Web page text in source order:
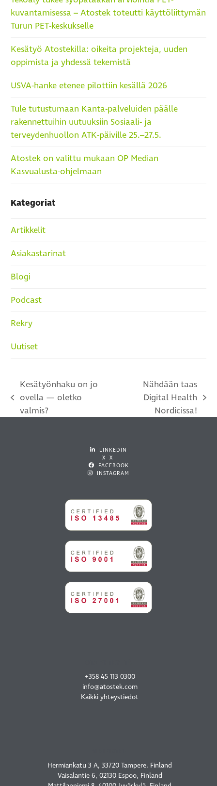
kuvantamisessa – Atostek toteutti käyttöliittymän
Turun PET-keskukselle
Kesätyö Atostekilla: oikeita projekteja, uuden
oppimista ja yhdessä tekemistä
USVA-hanke etenee pilottiin kesällä 2026
Tule tutustumaan Kanta-palveluiden päälle
rakennettuihin uutuuksiin Sosiaali- ja
terveydenhuollon ATK-päiville 25.–27.5.
Atostek on valittu mukaan OP Median
Kasvualusta-ohjelmaan
Kategoriat
Artikkelit
Asiakastarinat
Blogi
Podcast
Rekry
Uutiset
previous
post:
Kesätyönhaku on jo
ovella — oletko
valmis?
post:
Nähdään taas
Digital Health
Nordicissa!
LINKEDIN
X X
FACEBOOK
INSTAGRAM
+358 45 113 0300
info@atostek.com
Kaikki yhteystiedot
Hermiankatu 3 A, 33720 Tampere, Finland
Vaisalantie 6, 02130 Espoo, Finland